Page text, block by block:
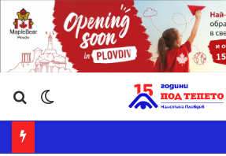
Търсене ...